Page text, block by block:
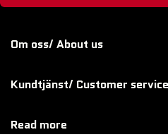
Om oss/ About us
Kundtjänst/ Customer service
Read more